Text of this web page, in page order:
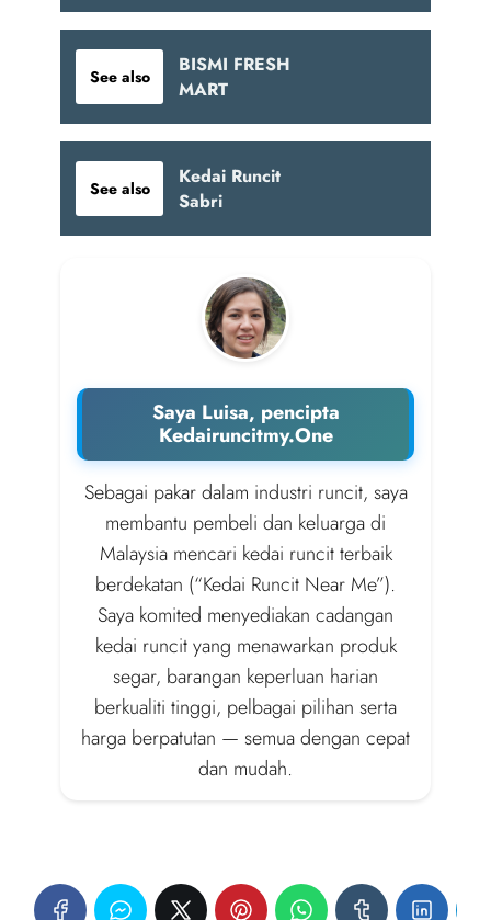
See also
BISMI FRESH
MART
See also
Kedai Runcit
Sabri
Saya Luisa, pencipta
Kedairuncitmy.One
Sebagai pakar dalam industri runcit, saya
membantu pembeli dan keluarga di
Malaysia mencari kedai runcit terbaik
berdekatan (“Kedai Runcit Near Me”).
Saya komited menyediakan cadangan
kedai runcit yang menawarkan produk
segar, barangan keperluan harian
berkualiti tinggi, pelbagai pilihan serta
harga berpatutan — semua dengan cepat
dan mudah.